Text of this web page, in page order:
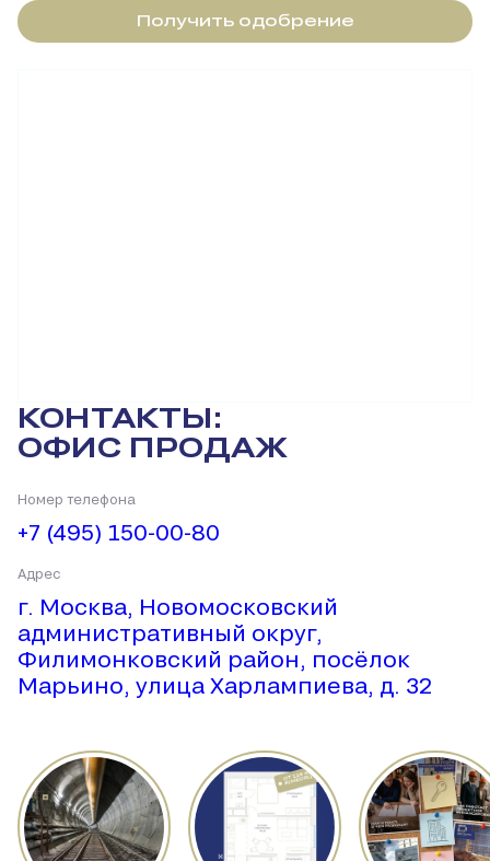
Получить одобрение
КОНТАКТЫ:
ОФИС ПРОДАЖ
Номер телефона
+7 (495) 150-00-80
Адрес
г. Москва, Новомосковский
административный округ,
Филимонковский район, посёлок
Марьино, улица Харлампиева, д. 32